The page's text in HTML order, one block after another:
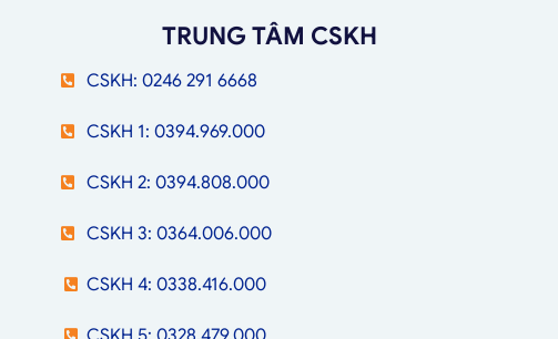
TRUNG TÂM CSKH
CSKH: 0246 291 6668
CSKH 1: 0394.969.000
CSKH 2: 0394.808.000
CSKH 3: 0364.006.000
CSKH 4: 0338.416.000